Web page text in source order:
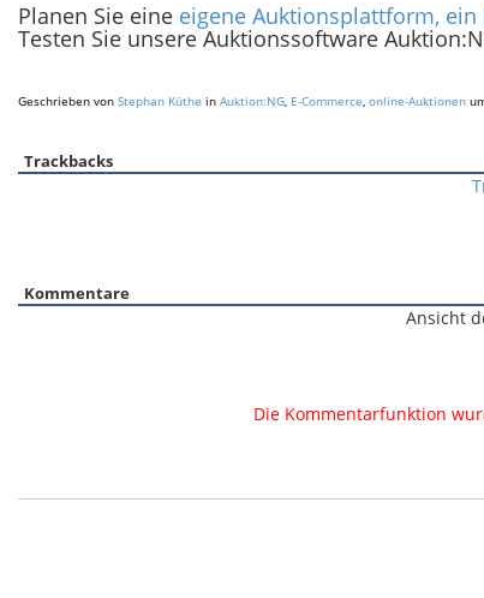
Planen Sie eine eigene Auktionsplattform, ein
Testen Sie unsere Auktionssoftware
Geschrieben von Stephan Küthe in Auktion:NG, E-Commerce, online-Auktionen
Trackbacks
Kommentare
Ansicht
Die Kommentarfunktion